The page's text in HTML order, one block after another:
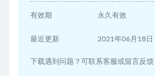
有效期 永久有效
最近更新 2021年06月18日
下载遇到问题？可联系客服或留言反馈